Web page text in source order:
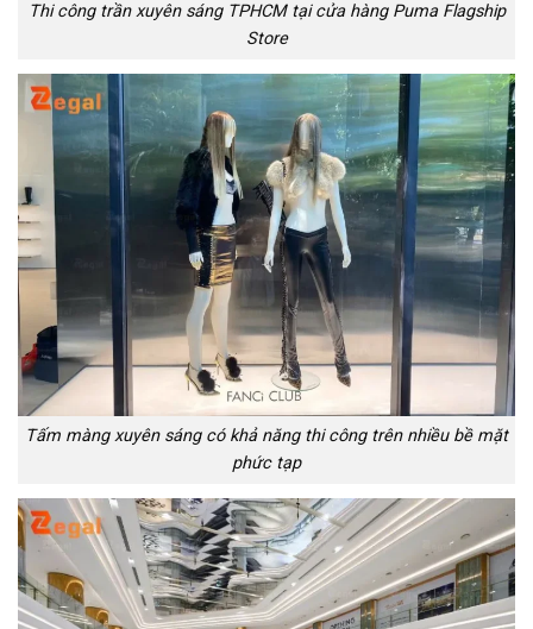
Thi công trần xuyên sáng TPHCM tại cửa hàng Puma Flagship
Store
Tấm màng xuyên sáng có khả năng thi công trên nhiều bề mặt
phức tạp